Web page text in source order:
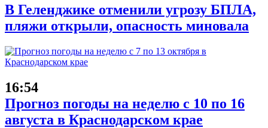
В Геленджике отменили угрозу БПЛА,
пляжи открыли, опасность миновала
16:54
Прогноз погоды на неделю с 10 по 16
августа в Краснодарском крае